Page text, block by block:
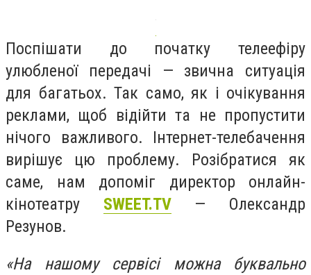
Поспішати до початку телеефіру
улюбленої передачі — звична ситуація
для багатьох. Так само, як і очікування
реклами, щоб відійти та не пропустити
нічого важливого. Інтернет-телебачення
вирішує цю проблему. Розібратися як
саме, нам допоміг директор онлайн-
кінотеатру SWEET.TV— Олександр
Резунов.
«На нашому сервісі можна буквально